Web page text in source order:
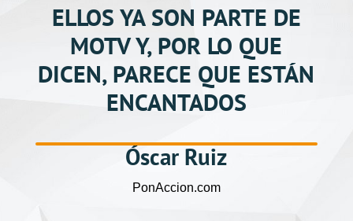
ELLOS YA SON PARTE DE
MOTV Y, POR LO QUE
DICEN, PARECE QUE ESTÁN
ENCANTADOS
Óscar Ruiz
PonAccion.com